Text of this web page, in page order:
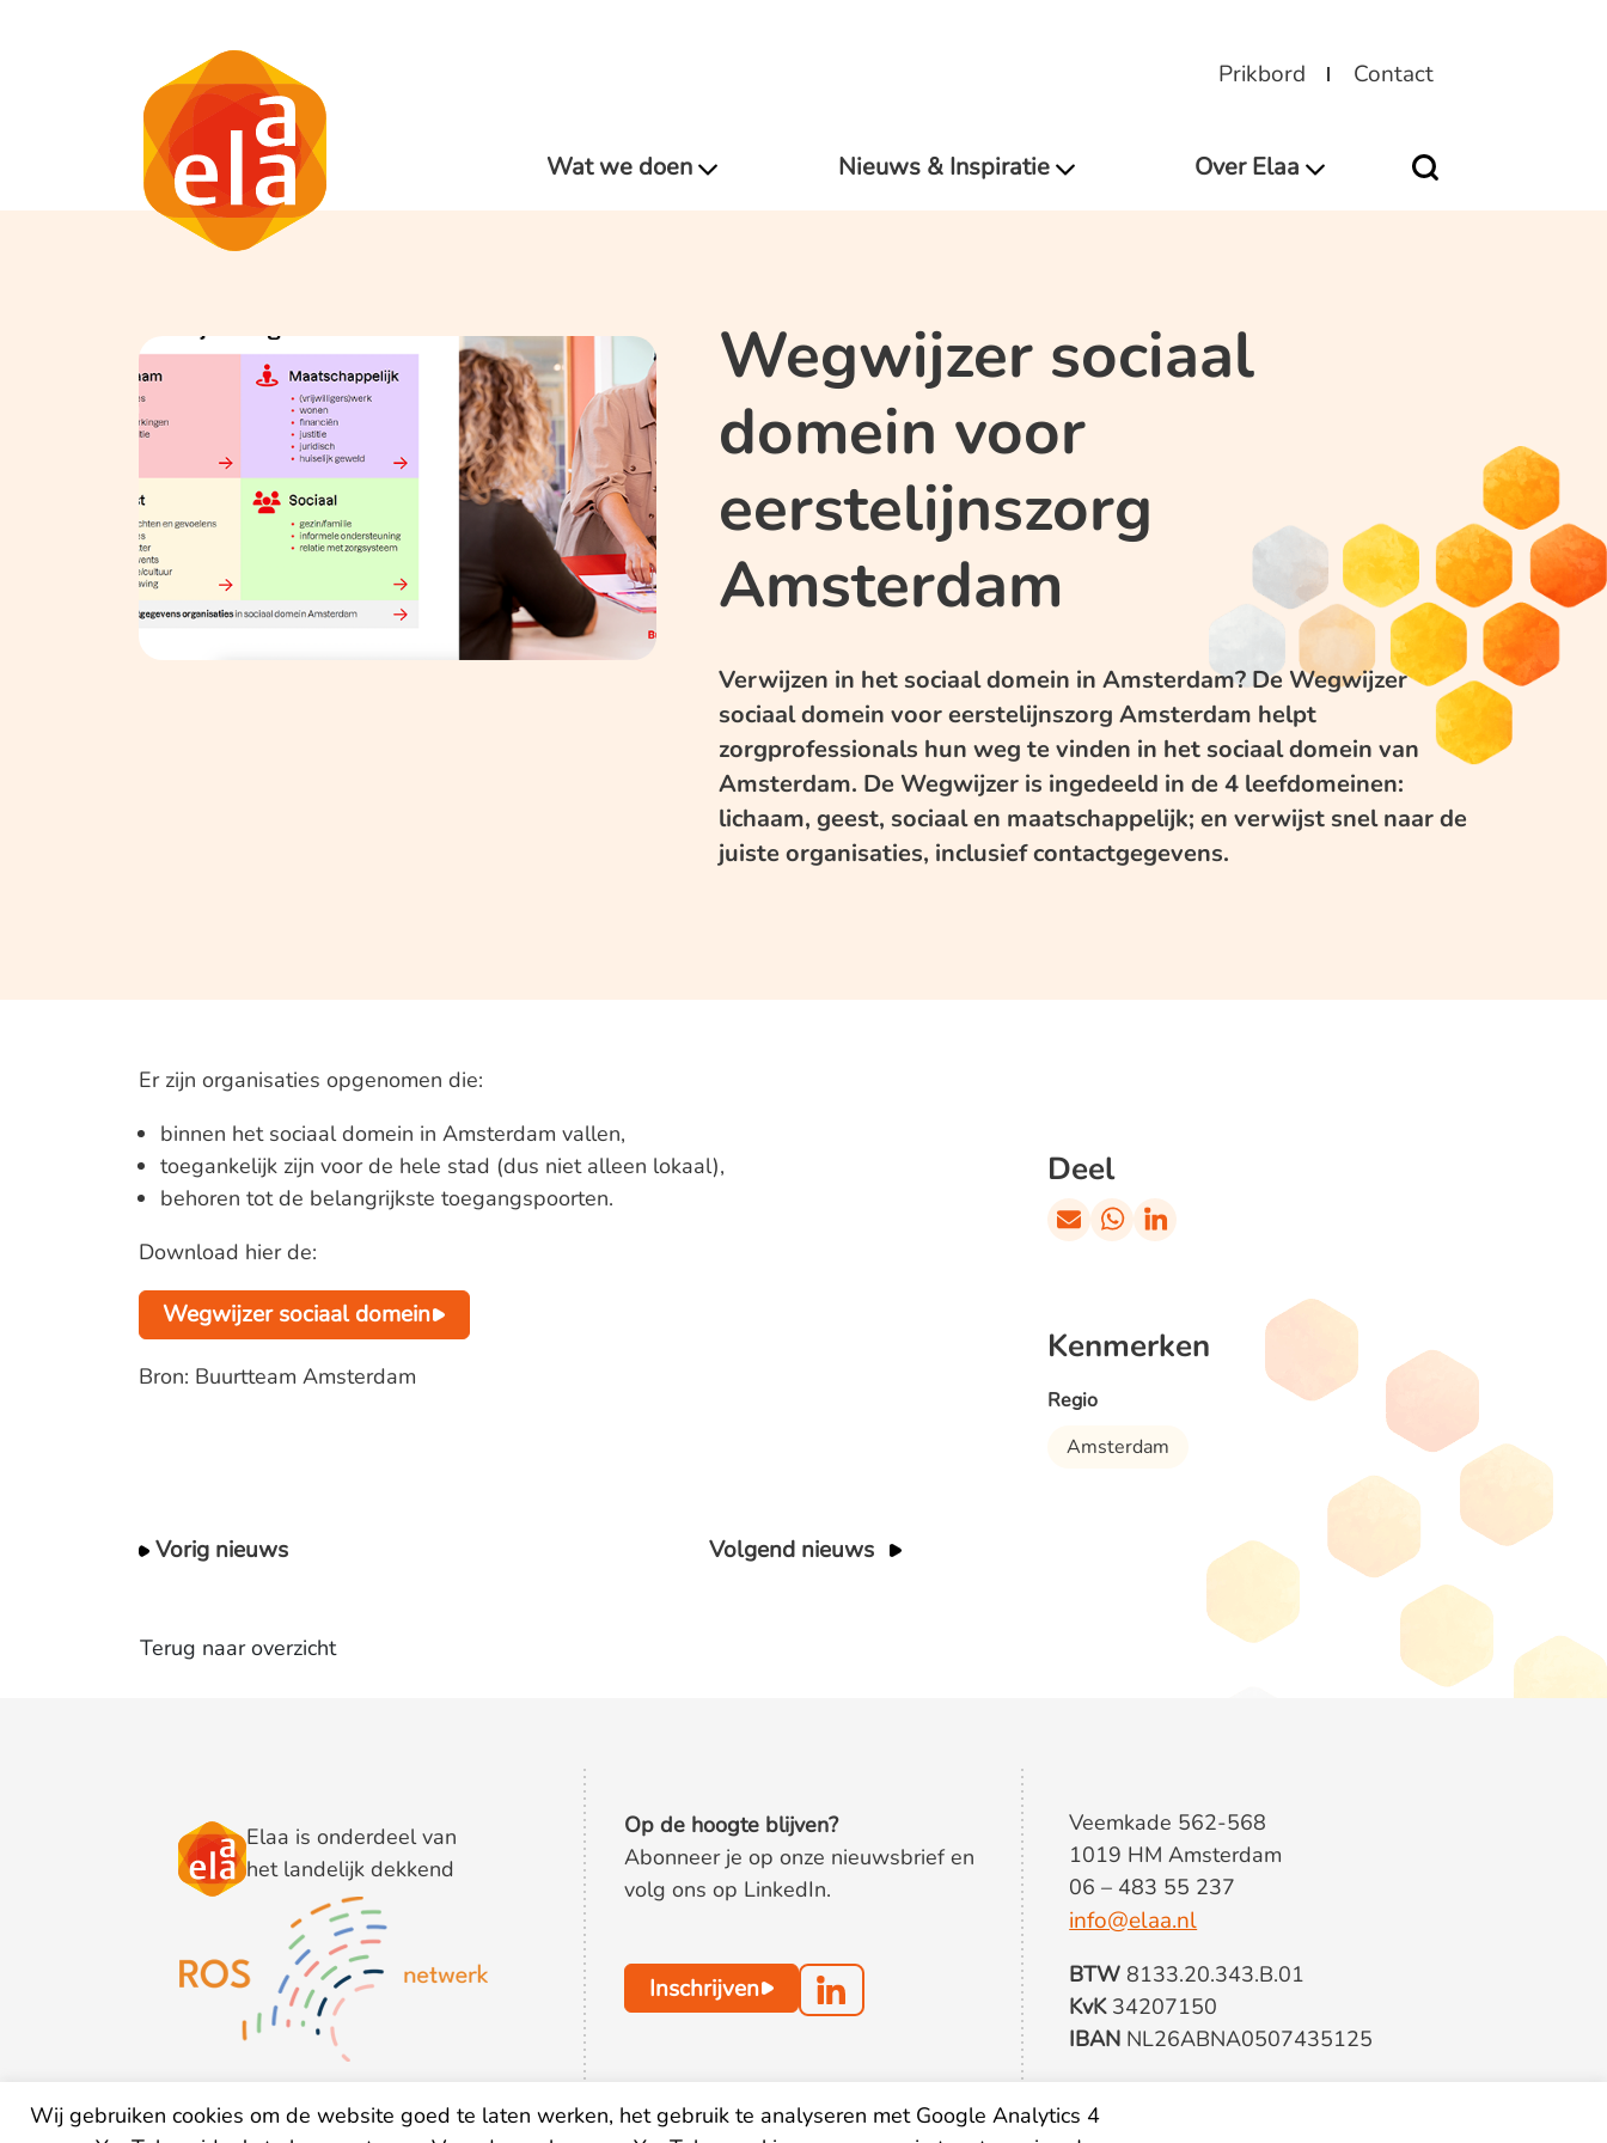
Prikbord Contact
Wat we doen Nieuws & Inspiratie Over Elaa
Wegwijzer sociaal
domein voor
eerstelijnszorg
Amsterdam
Verwijzen in het sociaal domein in Amsterdam? De Wegwijzer
sociaal domein voor eerstelijnszorg Amsterdam helpt
zorgprofessionals hun weg te vinden in het sociaal domein van
Amsterdam. De Wegwijzer is ingedeeld in de 4 leefdomeinen:
lichaam, geest, sociaal en maatschappelijk; en verwijst snel naar de
juiste organisaties, inclusief contactgegevens.
Er zijn organisaties opgenomen die:
binnen het sociaal domein in Amsterdam vallen,
toegankelijk zijn voor de hele stad (dus niet alleen lokaal),
behoren tot de belangrijkste toegangspoorten.
Download hier de:
Wegwijzer sociaal domein
Bron: Buurtteam Amsterdam
Vorig nieuws Volgend nieuws
Deel
Kenmerken
Regio
Amsterdam
Terug naar overzicht
Elaa is onderdeel van
het landelijk dekkend
Op de hoogte blijven?
Abonneer je op onze nieuwsbrief en
volg ons op LinkedIn.
Inschrijven
Veemkade 562-568
1019 HM Amsterdam
06 – 483 55 237
info@elaa.nl
BTW 8133.20.343.B.01
KvK34207150
IBAN NL26ABNA0507435125
Wij gebruiken cookies om de website goed te laten werken, het gebruik te analyseren met Google Analytics 4